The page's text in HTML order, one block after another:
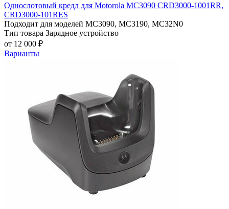
Однослотовый кредл для Motorola MC3090 СRD3000-1001RR,
СRD3000-101RES
Подходит для моделей MC3090, MC3190, MC32N0
Тип товара Зарядное устройство
от 12 000 ₽
Варианты